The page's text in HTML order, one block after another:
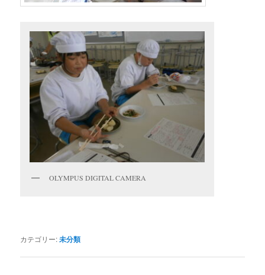
OLYMPUS DIGITAL CAMERA
カテゴリー:未分類